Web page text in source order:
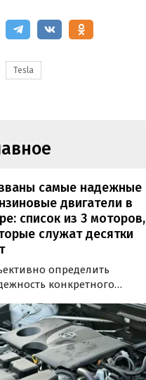
Tesla
самые надежные
двигатели в
список из 3 моторов,
служат десятки
определить
конкретного
его срок службы
зависит от качества
и условий
Тем не менее
составил ТОП-3